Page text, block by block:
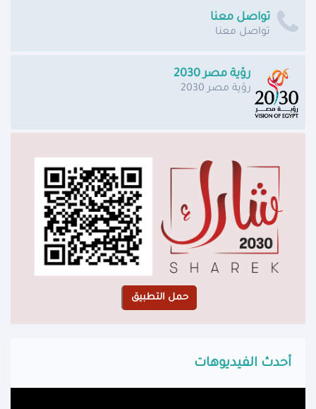
تواصل معنا
تواصل معنا
رؤية مصر 2030
رؤية مصر 2030
أحدث الفيديوهات